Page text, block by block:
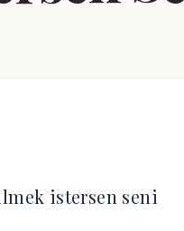
istersen seni